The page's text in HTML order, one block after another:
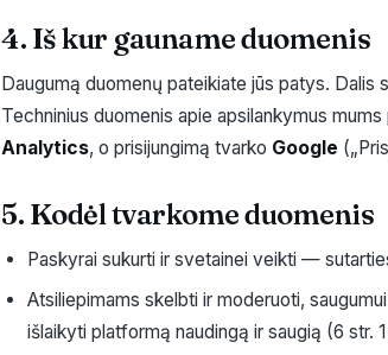
4. Iš kur gauname duomenis
Daugumą duomenų pateikiate jūs patys.
Techninius duomenis apie apsilankymus
Analytics, o prisijungimą tvarko Google
5. Kodėl tvarkome duomenis
Paskyrai sukurti ir svetainei veikti —
Atsiliepimams skelbti ir moderuoti,
išlaikyti platformą naudingą ir saugią (6 str.